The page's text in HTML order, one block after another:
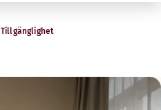
Tillgänglighet